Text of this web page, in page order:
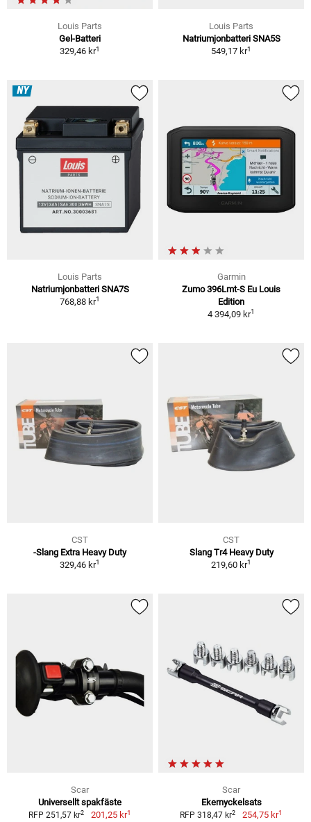
Louis Parts
Gel-Batteri
329,46 kr1
Louis Parts
Natriumjonbatteri SNA5S
549,17 kr1
NY
Louis Parts
Natriumjonbatteri SNA7S
768,88 kr1
Garmin
Zumo 396Lmt-S Eu Louis
Edition
4 394,09 kr1
CST
-Slang Extra Heavy Duty
329,46 kr1
CST
Slang Tr4 Heavy Duty
219,60 kr1
Scar
Universellt spakfäste
RFP 251,57 kr2 201,25 kr1
Scar
Ekernyckelsats
RFP 318,47 kr2 254,75 kr1